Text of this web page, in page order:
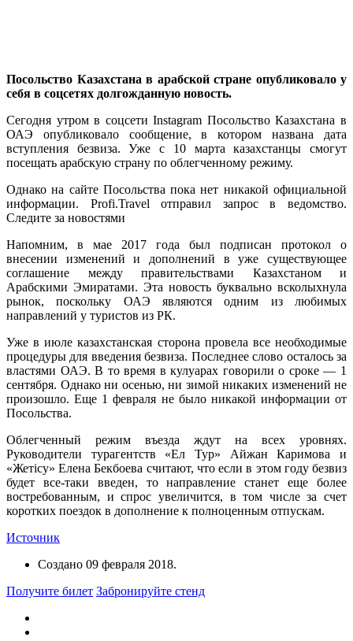
Посольство Казахстана в арабской стране опубликовало у
себя в соцсетях долгожданную новость.
Сегодня утром в соцсети Instagram Посольство Казахстана в
ОАЭ опубликовало сообщение, в котором названа дата
вступления безвиза. Уже с 10 марта казахстанцы смогут
посещать арабскую страну по облегченному режиму.
Однако на сайте Посольства пока нет никакой официальной
информации. Profi.Travel отправил запрос в ведомство.
Следите за новостями
Напомним, в мае 2017 года был подписан протокол о
внесении изменений и дополнений в уже существующее
соглашение между правительствами Казахстаном и
Арабскими Эмиратами. Эта новость буквально всколыхнула
рынок, поскольку ОАЭ являются одним из любимых
направлений у туристов из РК.
Уже в июле казахстанская сторона провела все необходимые
процедуры для введения безвиза. Последнее слово осталось за
властями ОАЭ. В то время в кулуарах говорили о сроке — 1
сентября. Однако ни осенью, ни зимой никаких изменений не
произошло. Еще 1 февраля не было никакой информации от
Посольства.
Облегченный режим въезда ждут на всех уровнях.
Руководители турагентств «Ел Тур» Айжан Каримова и
«Жетiсу» Елена Бекбоева считают, что если в этом году безвиз
будет все-таки введен, то направление станет еще более
востребованным, и спрос увеличится, в том числе за счет
коротких поездок в дополнение к полноценным отпускам.
Источник
Создано 09 февраля 2018.
Получите билет Забронируйте стенд